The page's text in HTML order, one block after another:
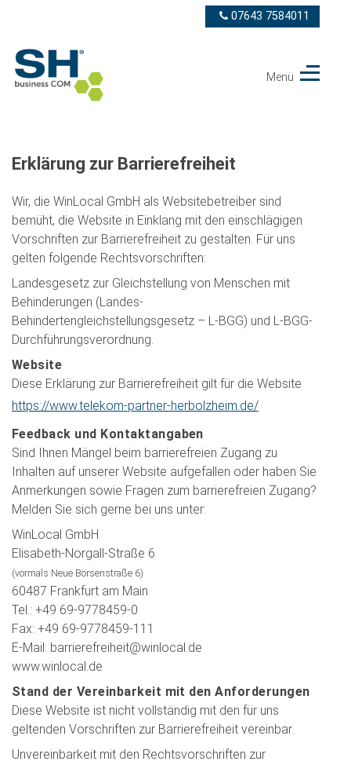
07643 7584011
COM
GmbH
Menü
Erklärung zur Barrierefreiheit
Wir, die WinLocal GmbH als Websitebetreiber sind
bemüht, die Website in Einklang mit den einschlägigen
Vorschriften zur Barrierefreiheit zu gestalten. Für uns
gelten folgende Rechtsvorschriften:
Landesgesetz zur Gleichstellung von Menschen mit
Behinderungen (Landes-
Behindertengleichstellungsgesetz – L-BGG) und L-BGG-
Durchführungsverordnung.
Website
Diese Erklärung zur Barrierefreiheit gilt für die Website
https://www.telekom-partner-herbolzheim.de/
Feedback und Kontaktangaben
Sind Ihnen Mängel beim barrierefreien Zugang zu
Inhalten auf unserer Website aufgefallen oder haben Sie
Anmerkungen sowie Fragen zum barrierefreien Zugang?
Melden Sie sich gerne bei uns unter:
WinLocal GmbH
Elisabeth-Norgall-Straße 6
(vormals Neue Börsenstraße 6)
60487 Frankfurt am Main
Tel.: +49 69-9778459-0
Fax: +49 69-9778459-111
E-Mail: barrierefreiheit@winlocal.de
www.winlocal.de
Stand der Vereinbarkeit mit den Anforderungen
Diese Website ist nicht vollständig mit den für uns
geltenden Vorschriften zur Barrierefreiheit vereinbar.
Unvereinbarkeit mit den Rechtsvorschriften zur